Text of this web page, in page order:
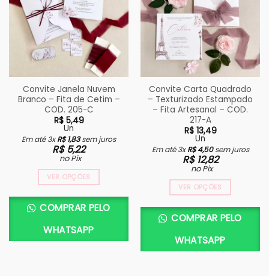
Convite Janela Nuvem
Branco – Fita de Cetim –
COD. 205-C
R$5,49
Un
Em até 3xR$1,83sem juros
R$5,22
no Pix
VER OPÇÕES
COMPRAR PELO
WHATSAPP
Convite Carta Quadrado
– Texturizado Estampado
– Fita Artesanal – COD.
217-A
R$13,49
Un
Em até 3xR$4,50sem juros
R$12,82
no Pix
VER OPÇÕES
COMPRAR PELO
WHATSAPP